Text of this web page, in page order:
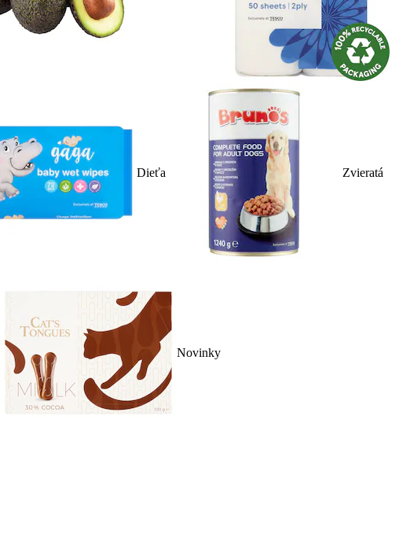
Dieťa Zvieratá
Novinky